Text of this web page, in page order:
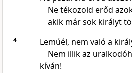
Ne tékozold erőd
akik már sok királyt
4
Lemúél, nem való a
Nem illik az
kíván!